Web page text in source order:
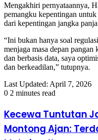
Mengakhiri pernyataannya,
pemangku kepentingan
dari kepentingan jangka
“Ini bukan hanya soal
menjaga masa depan
dan berbasis data, saya
dan berkeadilan,” tutupnya.
Last Updated: April 7, 2026
0 2 minutes read
​Kecewa Tuntutan
Montong Ajan: